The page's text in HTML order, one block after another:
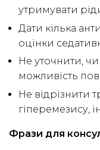
утримувати
Дати кілька
оцінки
Не уточнити, чи
можливість
Не відрізнити
гіперемезису,
Фрази для